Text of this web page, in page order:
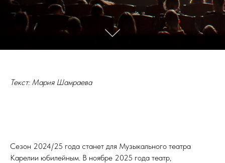
Текст: Мария Шамраева
Сезон 2024/25 года станет для Музыкального театра
Карелии юбилейным. В ноябре 2025 года театр,